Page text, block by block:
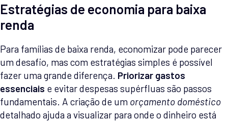
Estratégias de economia para baixa
renda
Para famílias de baixa renda, economizar pode parecer
um desafio, mas com estratégias simples é possível
fazer uma grande diferença. Priorizar gastos
essenciais e evitar despesas supérfluas são passos
fundamentais. A criação de um orçamento doméstico
detalhado ajuda a visualizar para onde o dinheiro está